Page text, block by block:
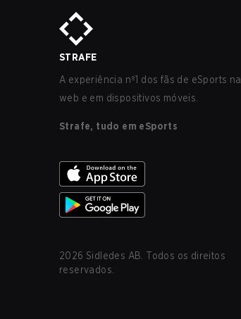
STRAFE
A experiência nº1 dos fãs de eSports na
web e em dispositivos móveis.
Strafe, tudo em eSports
2026 Sidledes AB. Todos os direitos
reservados.